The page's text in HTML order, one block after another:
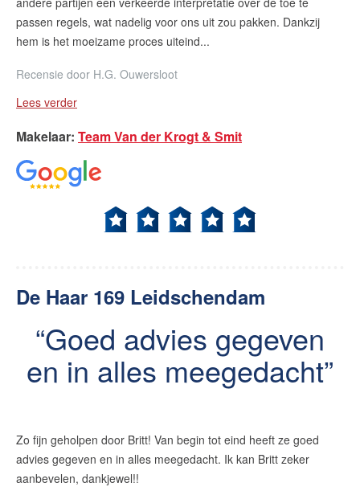
passen regels, wat nadelig voor ons uit zou pakken. Dankzij
hem is het moeizame proces uiteind...
Recensie door H.G. Ouwersloot
Lees verder
Makelaar: Team Van der Krogt & Smit
De Haar 169 Leidschendam
Goed advies gegeven
en in alles meegedacht
Zo fijn geholpen door Britt! Van begin tot eind heeft ze goed
advies gegeven en in alles meegedacht. Ik kan Britt zeker
aanbevelen, dankjewel!!